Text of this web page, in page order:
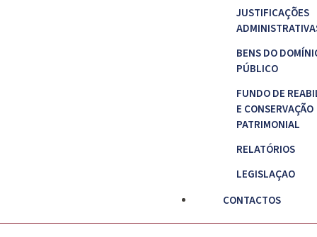
JUSTIFICAÇÕES
BENS DO
PÚBLICO
FUNDO DE
E CONSERVAÇÃO
PATRIMONIAL
RELATÓRIOS
LEGISLAÇAO
CONTACTOS